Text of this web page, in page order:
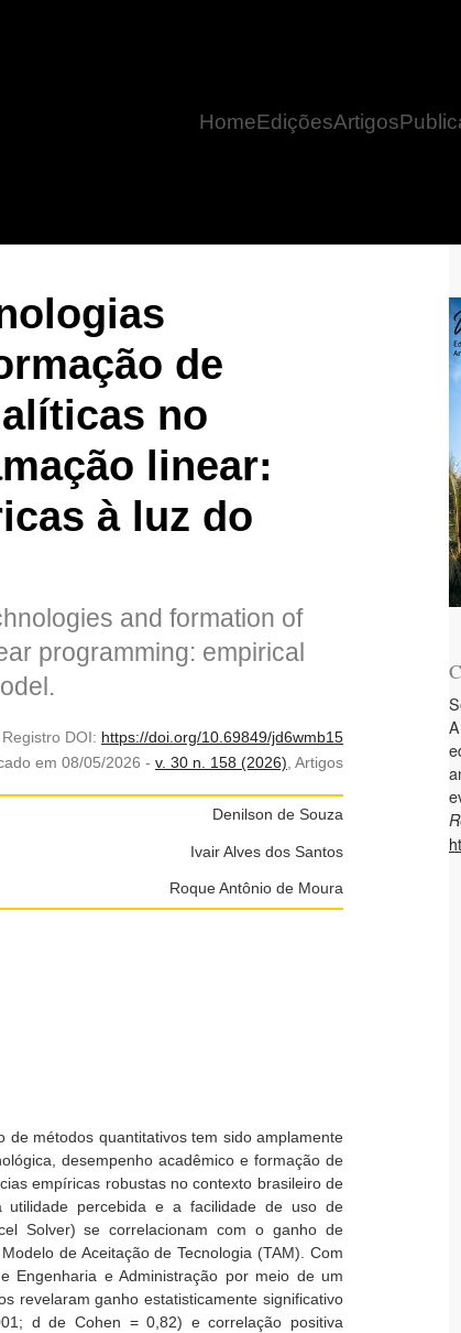
no ensino de programação linear: evidências empíricas à luz
HomeEdiçõesArtigos
de
no
linear:
à luz do
and formation of
programming: empirical
Registro DOI: https://doi.org/10.69849/jd6wmb15
em 08/05/2026 - v. 30 n. 158 (2026) Artigos
Denilson de Souza
Ivair Alves dos Santos
Roque Antônio de Moura
de métodos quantitativos tem sido amplamente
desempenho acadêmico e formação de
empíricas robustas no contexto brasileiro de
utilidade percebida e a facilidade de uso de
Solver) se correlacionam com o ganho de
de Aceitação de Tecnologia (TAM). Com
Engenharia e Administração por meio de um
revelaram ganho estatisticamente significativo
d de Cohen = 0,82) e correlação positiva